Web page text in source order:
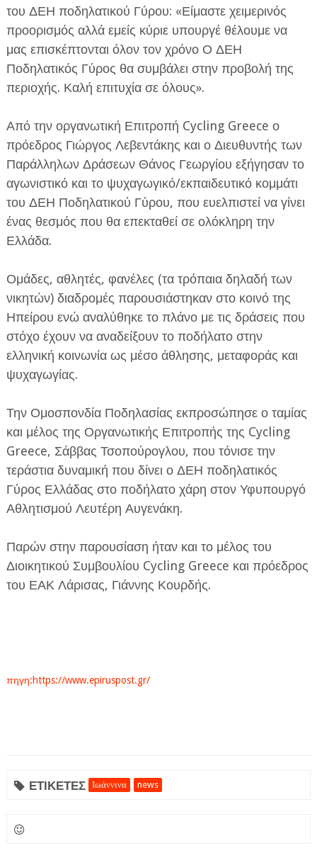
του ΔΕΗ ποδηλατικού Γύρου: «Είμαστε χειμερινός
προορισμός αλλά εμείς κύριε υπουργέ θέλουμε να
μας επισκέπτονται όλον τον χρόνο Ο ΔΕΗ
Ποδηλατικός Γύρος θα συμβάλει στην προβολή της
περιοχής. Καλή επιτυχία σε όλους».
Από την οργανωτική Επιτροπή Cycling Greece ο
πρόεδρος Γιώργος Λεβεντάκης και ο Διευθυντής των
Παράλληλων Δράσεων Θάνος Γεωργίου εξήγησαν το
αγωνιστικό και το ψυχαγωγικό/εκπαιδευτικό κομμάτι
του ΔΕΗ Ποδηλατικού Γύρου, που ευελπιστεί να γίνει
ένας θεσμός που θα επεκταθεί σε ολόκληρη την
Ελλάδα.
Ομάδες, αθλητές, φανέλες (τα τρόπαια δηλαδή των
νικητών) διαδρομές παρουσιάστηκαν στο κοινό της
Ηπείρου ενώ αναλύθηκε το πλάνο με τις δράσεις που
στόχο έχουν να αναδείξουν το ποδήλατο στην
ελληνική κοινωνία ως μέσο άθλησης, μεταφοράς και
ψυχαγωγίας.
Την Ομοσπονδία Ποδηλασίας εκπροσώπησε ο ταμίας
και μέλος της Οργανωτικής Επιτροπής της Cycling
Greece, Σάββας Τσοπούρογλου, που τόνισε την
τεράστια δυναμική που δίνει ο ΔΕΗ ποδηλατικός
Γύρος Ελλάδας στο ποδήλατο χάρη στον Υφυπουργό
Αθλητισμού Λευτέρη Αυγενάκη.
Παρών στην παρουσίαση ήταν και το μέλος του
Διοικητικού Συμβουλίου Cycling Greece και πρόεδρος
του ΕΑΚ Λάρισας, Γιάννης Κουρδής.
πηγη:https://www.epiruspost.gr/
ΕΤΙΚΕΤΕΣ Ιωάννινα news